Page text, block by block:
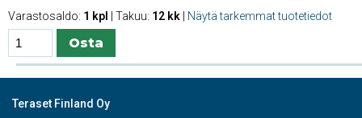
Varastosaldo: 1 kpl | Takuu: 12 kk Näytä tarkemmat tuotetiedot
Teraset Finland Oy